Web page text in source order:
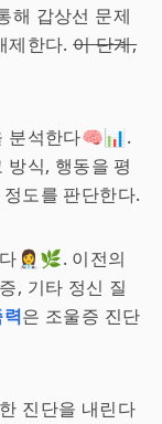
해 갑상선 문제
제한다.이 단계,
분석한다🧠📊.
방식, 행동을 평
도를 판단한다.
👩‍⚕️🌿. 이전의
, 기타 정신 질
은 조울증 진단
진단을 내린다